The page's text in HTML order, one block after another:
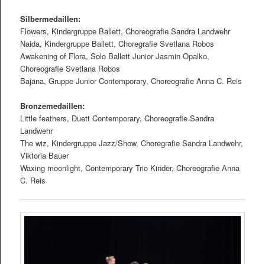
Silbermedaillen:
Flowers, Kindergruppe Ballett, Choreograﬁe Sandra Landwehr
Naida, Kindergruppe Ballett, Choregraﬁe Svetlana Robos
Awakening of Flora, Solo Ballett Junior Jasmin Opalko,
Choreograﬁe Svetlana Robos
Bajana, Gruppe Junior Contemporary, Choreograﬁe Anna C. Reis
Bronzemedaillen:
Little feathers, Duett Contemporary, Choreograﬁe Sandra
Landwehr
The wiz, Kindergruppe Jazz/Show, Choregraﬁe Sandra Landwehr,
Viktoria Bauer
Waxing moonlight, Contemporary Trio Kinder, Choreograﬁe Anna
C. Reis